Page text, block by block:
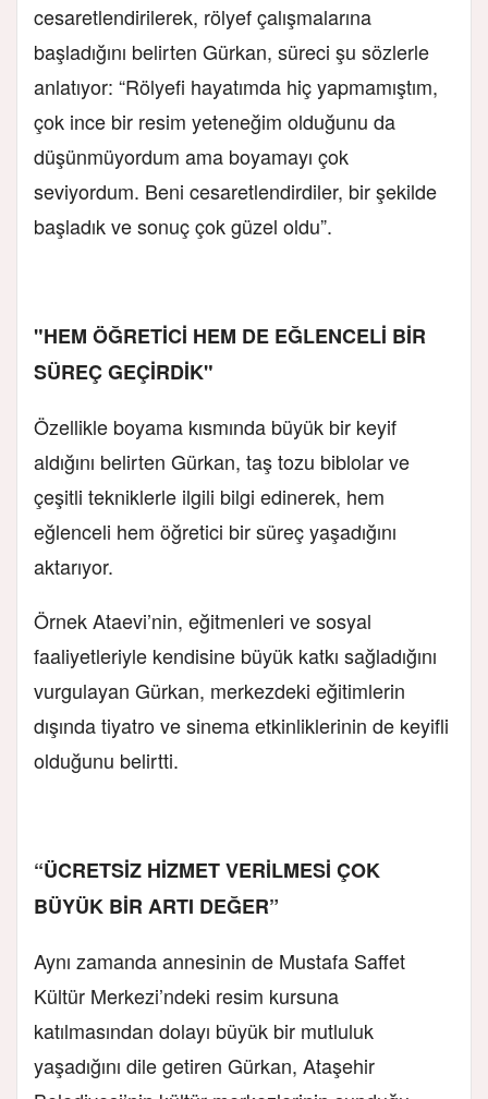
cesaretlendirilerek, rölyef çalışmalarına
başladığını belirten Gürkan, süreci şu sözlerle
anlatıyor: “Rölyefi hayatımda hiç yapmamıştım,
çok ince bir resim yeteneğim olduğunu da
düşünmüyordum ama boyamayı çok
seviyordum. Beni cesaretlendirdiler, bir şekilde
başladık ve sonuç çok güzel oldu”.
"HEM ÖĞRETİCİ HEM DE EĞLENCELİ BİR
SÜREÇ GEÇİRDİK"
Özellikle boyama kısmında büyük bir keyif
aldığını belirten Gürkan, taş tozu biblolar ve
çeşitli tekniklerle ilgili bilgi edinerek, hem
eğlenceli hem öğretici bir süreç yaşadığını
aktarıyor.
Örnek Ataevi’nin, eğitmenleri ve sosyal
faaliyetleriyle kendisine büyük katkı sağladığını
vurgulayan Gürkan, merkezdeki eğitimlerin
dışında tiyatro ve sinema etkinliklerinin de keyifli
olduğunu belirtti.
“ÜCRETSİZ HİZMET VERİLMESİ ÇOK
BÜYÜK BİR ARTI DEĞER”
Aynı zamanda annesinin de Mustafa Saffet
Kültür Merkezi’ndeki resim kursuna
katılmasından dolayı büyük bir mutluluk
yaşadığını dile getiren Gürkan, Ataşehir